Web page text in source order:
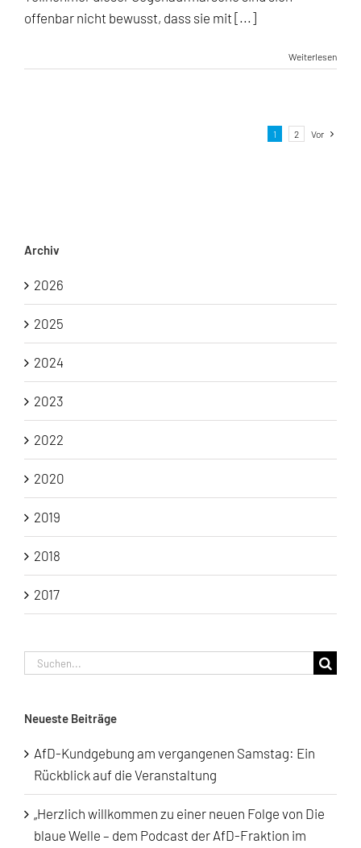
offenbar nicht bewusst, dass sie mit [...]
Weiterlesen
1 2 Vor
Archiv
2026
2025
2024
2023
2022
2020
2019
2018
2017
Suche
Neueste Beiträge
AfD-Kundgebung am vergangenen Samstag: Ein
Rückblick auf die Veranstaltung
„Herzlich willkommen zu einer neuen Folge von Die
blaue Welle – dem Podcast der AfD-Fraktion im